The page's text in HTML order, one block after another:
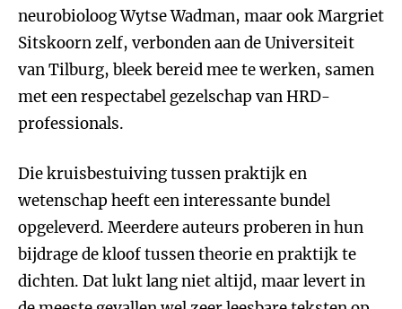
neurobioloog Wytse Wadman, maar ook Margriet
Sitskoorn zelf, verbonden aan de Universiteit
van Tilburg, bleek bereid mee te werken, samen
met een respectabel gezelschap van HRD-
professionals.
Die kruisbestuiving tussen praktijk en
wetenschap heeft een interessante bundel
opgeleverd. Meerdere auteurs proberen in hun
bijdrage de kloof tussen theorie en praktijk te
dichten. Dat lukt lang niet altijd, maar levert in